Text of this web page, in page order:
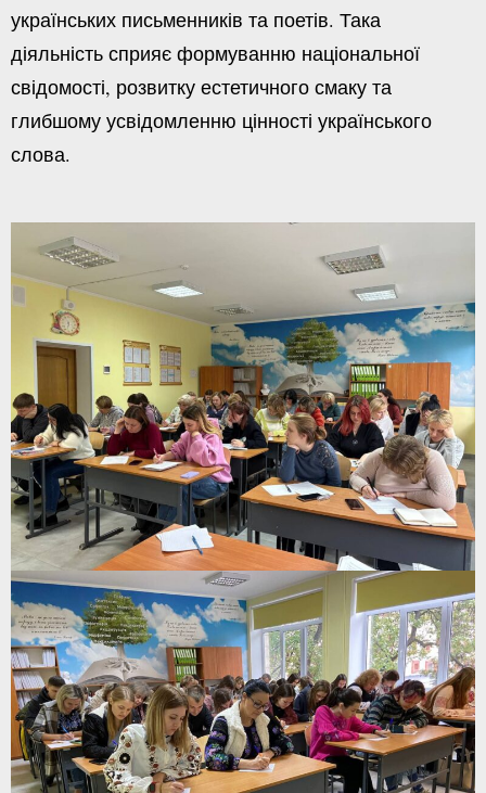
українських письменників та поетів. Така
діяльність сприяє формуванню національної
свідомості, розвитку естетичного смаку та
глибшому усвідомленню цінності українського
слова.